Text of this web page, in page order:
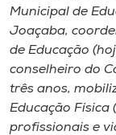
Municipal de
Joaçaba,
de Educação
conselheiro do
três anos,
Educação Física
profissionais e